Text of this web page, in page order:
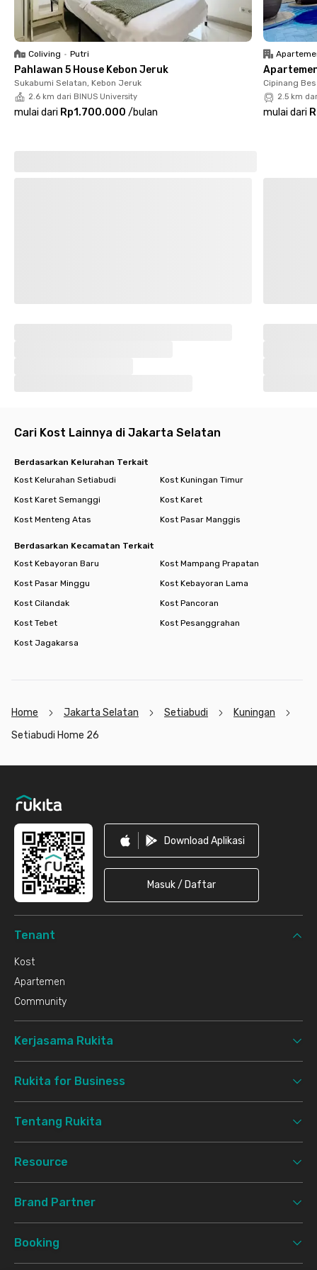
akses transportasi publik. Kamu juga bisa menjangkau
Setiabudi One (4 menit), Plaza Festival (11 menit), dan Lotte
Shopping Avenue (12 menit) untuk kebutuhan hiburan dan
belanja. Tak jauh dari Chillax Sudirman, WTC Kuningan, hingga
Sampoerna Strategic Square, Setiabudi Home 26 adalah
pilihan ideal bagi kamu yang mencari kenyamanan tinggal di
pusat kota dengan akses ke mana saja.
Coliving • Putri
Pahlawan 5 House Kebon Jeruk
Sukabumi Selatan, Kebon Jeruk
2.6 km dari BINUS University
mulai dari Rp1.700.000 /bulan
Cipinang
2.5 km
mulai dari
Cari Kost Lainnya di Jakarta Selatan
Berdasarkan Kelurahan Terkait
Kost Kelurahan Setiabudi
Kost Kuningan Timur
Kost Karet Semanggi
Kost Karet
Kost Menteng Atas
Kost Pasar Manggis
Berdasarkan Kecamatan Terkait
Kost Kebayoran Baru
Kost Mampang Prapatan
Kost Pasar Minggu
Kost Kebayoran Lama
Kost Cilandak
Kost Pancoran
Kost Tebet
Kost Pesanggrahan
Kost Jagakarsa
Home Jakarta Selatan Setiabudi
Kuningan
Setiabudi Home 26
Download Aplikasi
Masuk / Daftar
Tenant
Kost
Apartemen
Community
Kerjasama Rukita
Rukita for Business
Tentang Rukita
Resource
Brand Partner
Booking